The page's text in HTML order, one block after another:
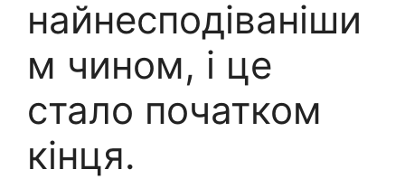
найнесподіваніши
м чином, і це
стало початком
кінця.